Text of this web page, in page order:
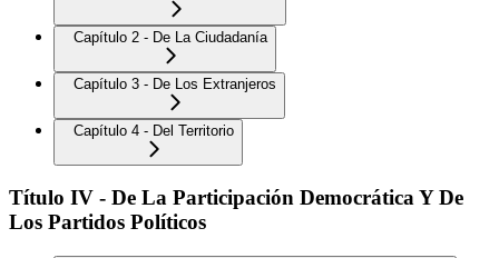
Capítulo 2 - De La Ciudadanía
Capítulo 3 - De Los Extranjeros
Capítulo 4 - Del Territorio
Título IV - De La Participación Democrática Y De
Los Partidos Políticos